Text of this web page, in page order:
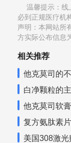
温馨提示：线
必到正规医疗机
声明：本网站所
方实际公布信息
相关推荐
他克莫司的
白净颗粒的
他克莫司软
复方氨肽素
美国308激光